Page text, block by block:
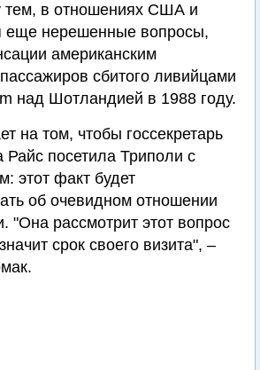
в отношениях США и
еще нерешенные вопросы,
американским
сбитого ливийцами
над Шотландией в 1988 году.
на том, чтобы госсекретарь
посетила Триполи с
этот факт будет
об очевидном отношении
"Она рассмотрит этот вопрос
срок своего визита", –